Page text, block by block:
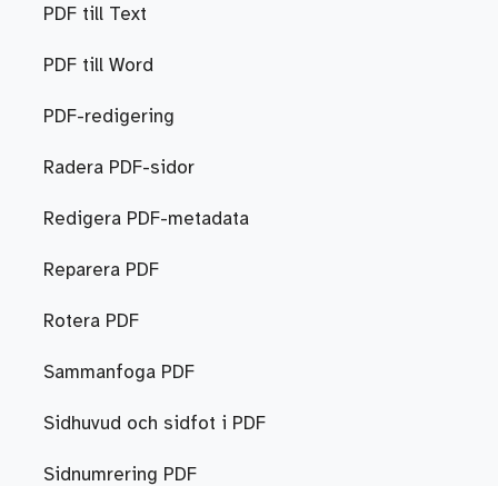
PDF till Text
PDF till Word
PDF-redigering
Radera PDF-sidor
Redigera PDF-metadata
Reparera PDF
Rotera PDF
Sammanfoga PDF
Sidhuvud och sidfot i PDF
Sidnumrering PDF